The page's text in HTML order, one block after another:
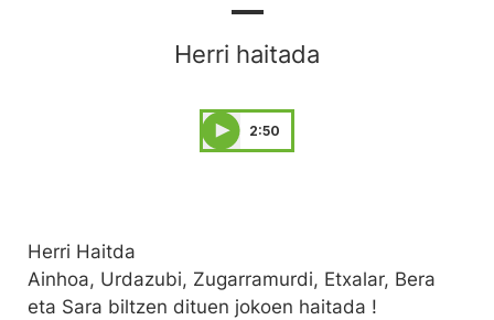
Herri haitada
2:50
Herri Haitda
Ainhoa, Urdazubi, Zugarramurdi, Etxalar, Bera
eta Sara biltzen dituen jokoen haitada !